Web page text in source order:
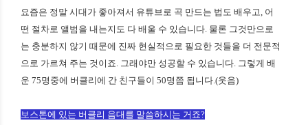
요즘은 정말 시대가 좋아져서 유튜브로 곡 만드는 법도 배우고, 어
떤 절차로 앨범을 내는지도 다 배울 수 있습니다. 물론 그것만으로
는 충분하지 않기 때문에 진짜 현실적으로 필요한 것들을 더 전문적
으로 가르쳐 주는 것이죠. 그래야만 성공할 수 있습니다. 그렇게 배
운 75명중에 버클리에 간 친구들이 50명쯤 됩니다.(웃음)
보스톤에 있는 버클리 음대를 말씀하시는 거죠?